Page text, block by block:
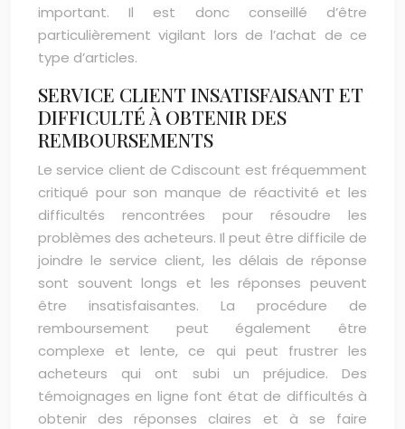
important. Il est donc conseillé d’être
particulièrement vigilant lors de l’achat de ce
type d’articles.
SERVICE CLIENT INSATISFAISANT ET
DIFFICULTÉ À OBTENIR DES
REMBOURSEMENTS
Le service client de Cdiscount est fréquemment
critiqué pour son manque de réactivité et les
difficultés rencontrées pour résoudre les
problèmes des acheteurs. Il peut être difficile de
joindre le service client, les délais de réponse
sont souvent longs et les réponses peuvent
être insatisfaisantes. La procédure de
remboursement peut également être
complexe et lente, ce qui peut frustrer les
acheteurs qui ont subi un préjudice. Des
témoignages en ligne font état de difficultés à
obtenir des réponses claires et à se faire